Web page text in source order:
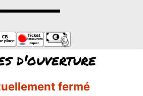
d'ouverture
fermé